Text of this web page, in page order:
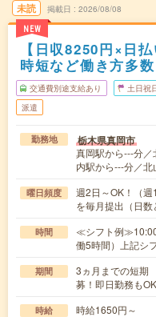
未読
NEW
掲載日 2026/08/08
【日収8250円×日
時短など働き方多
交通費別途支給あり 土日祝
派遣
勤務地 栃木県真岡市
真岡駅から---分
内駅から---分／
曜日頻度
週2日～OK！（週
を毎月提出（日数
時間
≪シフト例
働5時間）上記シ
期間
3ヵ月までの短
募！即日勤務もOK
時給 時給1650円～